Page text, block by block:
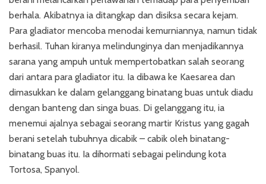
berhala. Akibatnya ia ditangkap dan disiksa secara kejam.
Para gladiator mencoba menodai kemurniannya, namun tidak
berhasil. Tuhan kiranya melindunginya dan menjadikannya
sarana yang ampuh untuk mempertobatkan salah seorang
dari antara para gladiator itu. Ia dibawa ke Kaesarea dan
dimasukkan ke dalam gelanggang binatang buas untuk diadu
dengan banteng dan singa buas. Di gelanggang itu, ia
menemui ajalnya sebagai seorang martir Kristus yang gagah
berani setelah tubuhnya dicabik – cabik oleh binatang-
binatang buas itu. Ia dihormati sebagai pelindung kota
Tortosa, Spanyol.